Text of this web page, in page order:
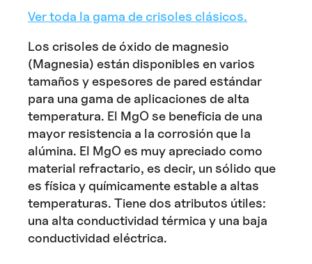
Ver toda la gama de crisoles clásicos.
Los crisoles de óxido de magnesio
(Magnesia) están disponibles en varios
tamaños y espesores de pared estándar
para una gama de aplicaciones de alta
temperatura. El MgO se beneficia de una
mayor resistencia a la corrosión que la
alúmina. El MgO es muy apreciado como
material refractario, es decir, un sólido que
es física y químicamente estable a altas
temperaturas. Tiene dos atributos útiles:
una alta conductividad térmica y una baja
conductividad eléctrica.